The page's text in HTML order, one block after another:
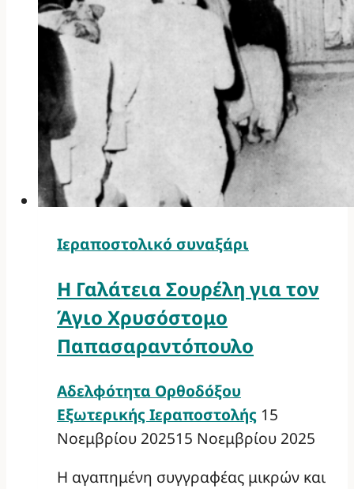
Ιεραποστολικό συναξάρι
Η Γαλάτεια Σουρέλη για τον
Άγιο Χρυσόστομο
Παπασαραντόπουλο
Αδελφότητα Ορθοδόξου
Εξωτερικής Ιεραποστολής 15
Νοεμβρίου 202515 Νοεμβρίου 2025
Η αγαπημένη συγγραφέας μικρών και